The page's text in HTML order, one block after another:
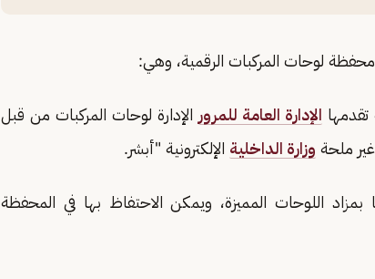
لوحات المركبات الرقمية، وهي:
الإدارة العامة للمرور الإدارة لوحات المركبات من قبل
ملحة وزارة الداخلية الإلكترونية "أبشر.
اللوحات المميزة، ويمكن الاحتفاظ بها في المحفظة